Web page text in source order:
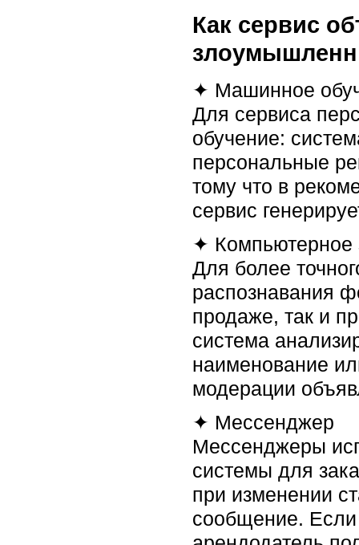
Как сервис
✦ Машинное
Для сервиса
обучение:
персональные
тому что в
сервис
✦ Компьютерное
Для более
распознавания
продаже, так и
система
наименование
модерации
✦ Мессенджер
Мессенджеры
системы для
при изменении
сообщение. Если